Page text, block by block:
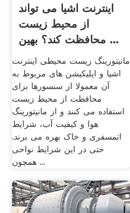
اینترنت اشیا می تواند
از محیط زیست
محافظت کند؟ بهین ...
مانیتورینگ زیست محیطی اینترنت
اشیا و اپلیکیشن های مربوط به
آن معمولا از سنسورها برای
محافظت از محیط زیست
استفاده می کنند و از مانیتورینگ
هوا و کیفیت آب، شرایط
اتمسفری و خاک بهره می برند.
حتی در این شرایط نواحی
همچون ...